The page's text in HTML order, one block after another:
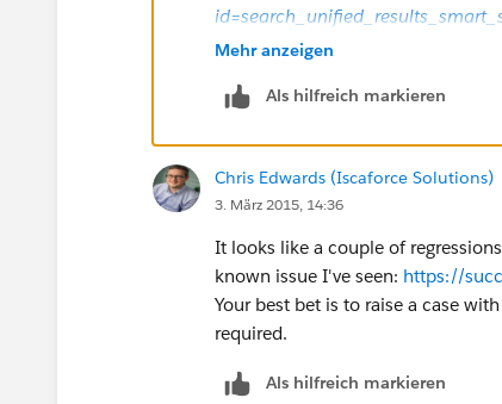
(https://help.salesforce.com/
Mehr anzeigen
Als hilfreich markieren
Chris Edwards (Iscaforce Solutions)
3. März 2015, 14:36
It looks like a couple of
known issue I've seen: https://
Your best bet is to raise a case
required.
Als hilfreich markieren